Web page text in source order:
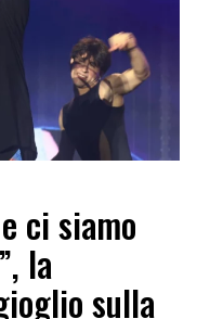
ci siamo
la
sulla